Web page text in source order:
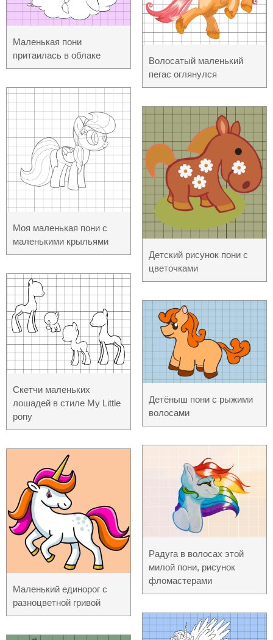
Маленькая пони
притаилась в облаке
Моя маленькая пони с
маленькими крыльями
Скетчи маленьких
лошадей в стиле My Little
pony
Маленький единорог с
разноцветной гривой
Волосатый маленький
пегас оглянулся
Детский рисунок пони с
цветочками
Детёныш пони с рыжими
волосами
Радуга в волосах этой
милой пони, рисунок
фломастерами